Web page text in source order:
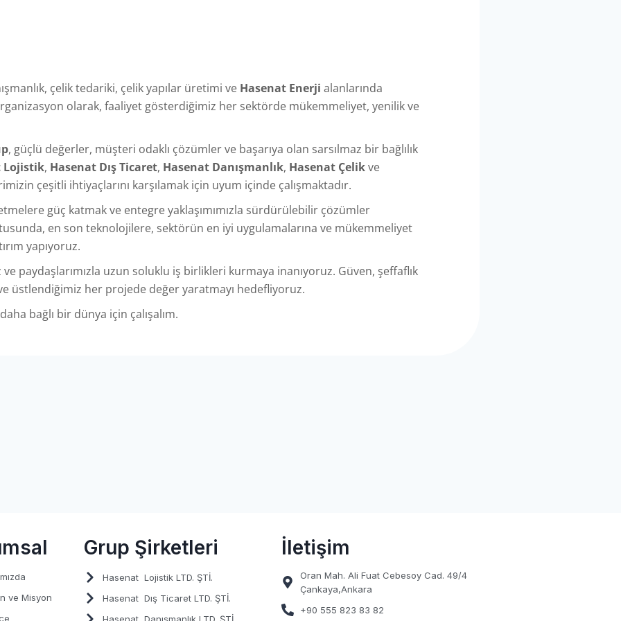
çelik tedariki, çelik yapılar üretimi ve Hasenat Enerji alanlarında
olarak, faaliyet gösterdiğimiz her sektörde mükemmeliyet, yenilik ve
, güçlü değerler, müşteri odaklı çözümler ve başarıya olan sarsılmaz bir bağlılık
Lojistik, Hasenat Dış Ticaret, Hasenat Danışmanlık, Hasenat Çelikve
çeşitli ihtiyaçlarını karşılamak için uyum içinde çalışmaktadır.
güç katmak ve entegre yaklaşımımızla sürdürülebilir çözümler
en son teknolojilere, sektörün en iyi uygulamalarına ve mükemmeliyet
yapıyoruz.
paydaşlarımızla uzun soluklu iş birlikleri kurmaya inanıyoruz. Güven, şeffaflık
üstlendiğimiz her projede değer yaratmayı hedefliyoruz.
bağlı bir dünya için çalışalım.
ve Misyon
Grup Şirketleri
HasenatLojistik LTD. ŞTİ.
HasenatDış Ticaret LTD. ŞTİ.
İletişim
Oran Mah. Ali Fuat Cebesoy Cad. 49/4
Çankaya,Ankara
+90 555 823 83 82